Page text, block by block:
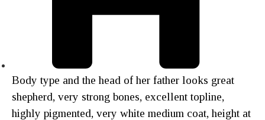
Body type and the head of her father looks great
shepherd, very strong bones, excellent topline,
highly pigmented, very white medium coat, height at